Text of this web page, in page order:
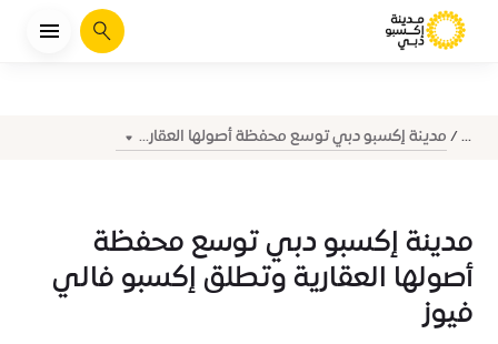
يبحث
... مدينة إكسبو دبي توسع محفظة أصولها العقار...
مدينة إكسبو دبي توسع محفظة
أصولها العقارية وتطلق إكسبو فالي
فيوز